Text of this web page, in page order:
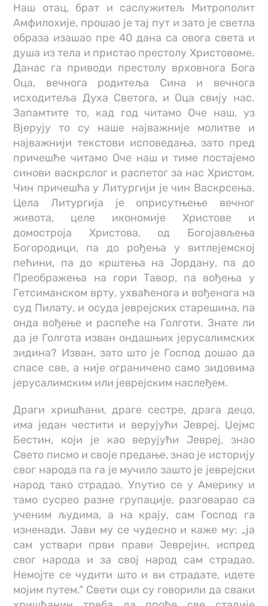
Наш отац, брат и саслужитељ Митрополит
Амфилохије, прошао је тај пут и зато је светла
образа изашао пре 40 дана са овога света и
душа из тела и пристао престолу Христовоме.
Данас га приводи престолу врховнога Бога
Оца, вечнога родитеља Сина и вечнога
исходитеља Духа Светога, и Оца свију нас.
Запамтите то, кад год читамо Оче наш, уз
Вјерују то су наше најважније молитве и
најважнији текстови исповедања, зато пред
причешће читамо Оче наш и тиме постајемо
синови васкрслог и распетог за нас Христом.
Чин причешћа у Литургији је чин Васкрсења.
Цела Литургија је оприсутњење вечног
живота, целе икономије Христове и
домостроја Христова, од Богојављења
Богородици, па до рођења у витлејемској
пећини, па до крштења на Јордану, па до
Преображења на гори Тавор, па вођења у
Гетсиманском врту, ухваћенога и вођенога на
суд Пилату, и осуда јеврејских старешина, па
онда вођење и распеће на Голготи. Знате ли
да је Голгота изван ондашњих јерусалимских
зидина? Изван, зато што је Господ дошао да
спасе све, а није ограничено само зидовима
јерусалимским или јеврејским наслеђем.
Драги хришћани, драге сестре, драга децо,
има један честити и верујући Јевреј, Џејмс
Бестин, који је као верујући Јевреј, знао
Свето писмо и своје предање, знао је историју
свог народа па га је мучило зашто је јеврејски
народ тако страдао. Упутио се у Америку и
тамо сусрео разне групације, разговарао са
ученим људима, а на крају, сам Господ га
изненади. Јави му се чудесно и каже му: „ја
сам уствари први прави Јеврејин, испред
свог народа и за свој народ сам страдао.
Немојте се чудити што и ви страдате, идете
мојим путем.“ Свети оци су говорили да сваки